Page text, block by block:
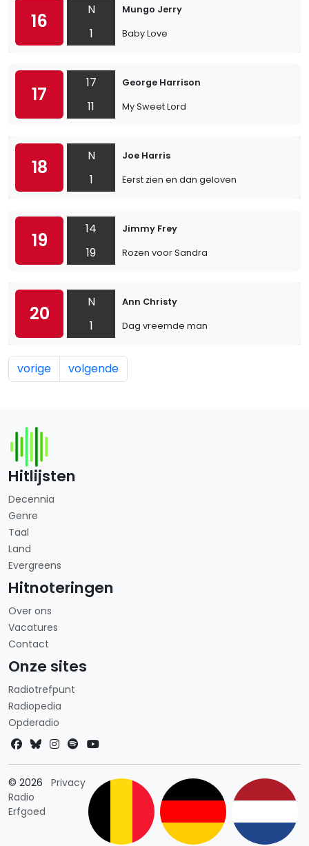
16
N
1
Mungo Jerry
Baby Love
17
17
11
George Harrison
My Sweet Lord
18
N
1
Joe Harris
Eerst zien en dan geloven
19
14
19
Jimmy Frey
Rozen voor Sandra
20
N
1
Ann Christy
Dag vreemde man
vorige volgende
Hitlijsten
Decennia
Genre
Taal
Land
Evergreens
Hitnoteringen
Over ons
Vacatures
Contact
Onze sites
Radiotrefpunt
Radiopedia
Opderadio
© 2026
Radio
Erfgoed
PrivacyLandkeuze